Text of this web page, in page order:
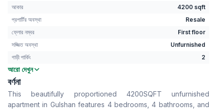
আকার
4200 sqft
প্রপার্টির অবস্থা
Resale
ফ্লোর নম্বর
First floor
সজ্জিত অবস্থা
Unfurnished
গাড়ী পার্কিং
2
বেডরুম
বাথরুম
বসার রুম
Yes
Drawing Room
Yes
আরো দেখুন
বর্ণনা
This beautifully proportioned 4200SQFT unfurnished
apartment in Gulshan features 4 bedrooms, 4 bathrooms, and